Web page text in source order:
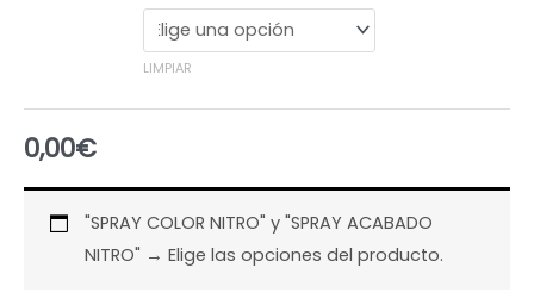
LIMPIAR
0,00€
"SPRAY COLOR NITRO" y "SPRAY ACABADO
NITRO" →Elige las opciones del producto.